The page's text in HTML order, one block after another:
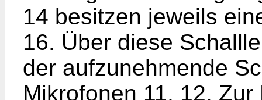
14 besitzen jeweils
16. Über diese
der aufzunehmende
Mikrofonen 11, 12.